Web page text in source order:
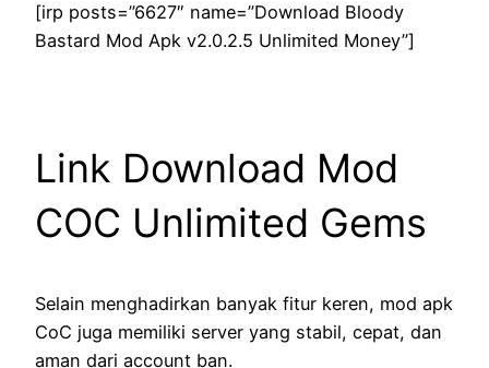
[irp posts=”6627″ name=”Download Bloody
Bastard Mod Apk v2.0.2.5 Unlimited Money”]
Link Download Mod
COC Unlimited Gems
Selain menghadirkan banyak fitur keren, mod apk
CoC juga memiliki server yang stabil, cepat, dan
aman dari account ban.